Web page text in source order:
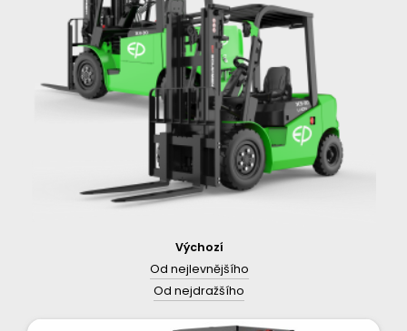
Výchozí
Od nejlevnějšího
Od nejdražšího